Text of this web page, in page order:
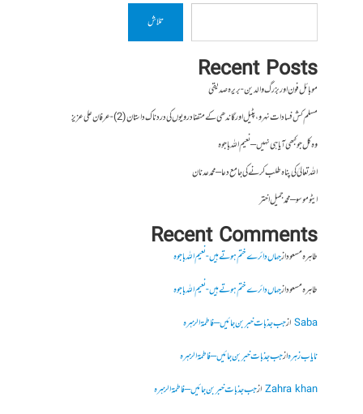
تلاش
Recent Posts
موبائل فون اور بزرگ والدین- بریرہ صدیقی
مسلم کش فسادات نہرو، پٹیل اور گاندھی کے متضاد رویوں کی درد ناک داستان (2)- عرفان علی عزیز
وہ کل جو کبھی آیا ہی نہیں – نعیم اللہ باجوہ
اللہ تعالیٰ کی پناہ طلب کرنے کی جامع دعا – محمد عدنان
ایٹوموسو – محمد جمیل اختر
Recent Comments
طاہرہ مسعودازجہاں دائرے ختم ہوتے ہیں- نعیم اللہ باجوہ
طاہرہ مسعودازجہاں دائرے ختم ہوتے ہیں- نعیم اللہ باجوہ
Sabaازجب جذبات خبر بن جائیں – فاطمۃالزہرہ
نایاب زہرہازجب جذبات خبر بن جائیں – فاطمۃالزہرہ
Zahra khanازجب جذبات خبر بن جائیں – فاطمۃالزہرہ